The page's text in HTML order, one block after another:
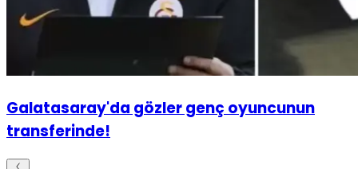
Galatasaray'da gözler genç oyuncunun
transferinde!